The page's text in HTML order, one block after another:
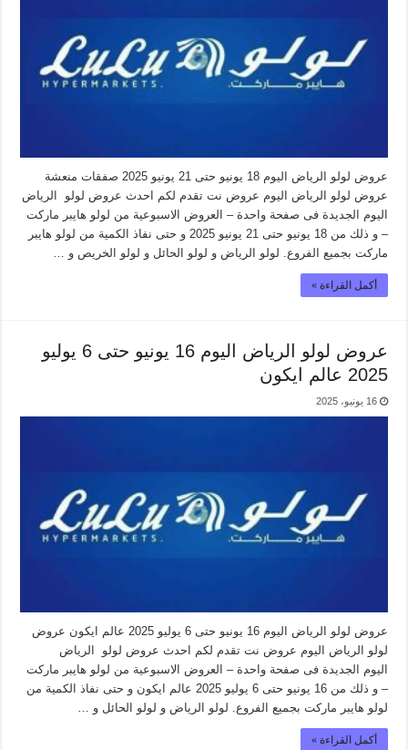
عروض لولو الرياض اليوم 18 يونيو حتى 21 يونيو 2025 صفقات منعشة
عروض لولو الرياض اليوم عروض نت تقدم لكم احدث عروض لولو الرياض
اليوم الجديدة فى صفحة واحدة – العروض الاسبوعية من لولو هايبر ماركت
– و ذلك من 18 يونيو حتى 21 يونيو 2025 و حتى نفاذ الكمية من لولو هايبر
ماركت بجميع الفروع. لولو الرياض و لولو الحائل و لولو الخريص و …
أكمل القراءة »
عروض لولو الرياض اليوم 16 يونيو حتى 6 يوليو
2025 عالم ايكون
16 يونيو، 2025
عروض لولو الرياض اليوم 16 يونيو حتى 6 يوليو 2025 عالم ايكون عروض
لولو الرياض اليوم عروض نت تقدم لكم احدث عروض لولو الرياض
اليوم الجديدة فى صفحة واحدة – العروض الاسبوعية من لولو هايبر ماركت
– و ذلك من 16 يونيو حتى 6 يوليو 2025 عالم ايكون و حتى نفاذ الكمية من
لولو هايبر ماركت بجميع الفروع. لولو الرياض و لولو الحائل و …
أكمل القراءة »